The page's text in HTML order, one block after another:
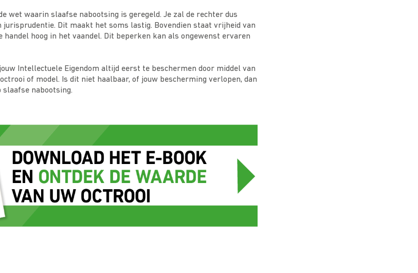
wet waarin slaafse nabootsing is geregeld. Je zal de rechter dus
jurisprudentie. Dit maakt het soms lastig. Bovendien staat vrijheid van
handel hoog in het vaandel. Dit beperken kan als ongewenst ervaren
Intellectuele Eigendom altijd eerst te beschermen door middel van
of model. Is dit niet haalbaar, of jouw bescherming verlopen, dan
slaafse nabootsing.